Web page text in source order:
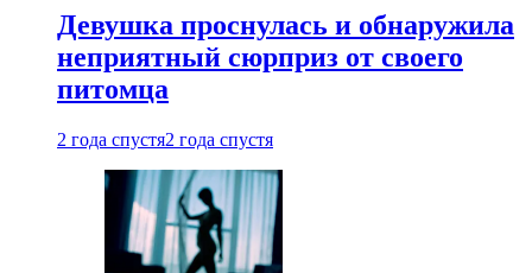
Девушка проснулась и обнаружила
неприятный сюрприз от своего
питомца
2 года спустя2 года спустя